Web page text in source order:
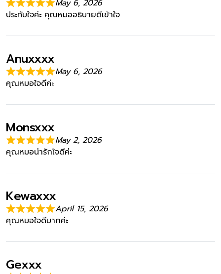
May 6, 2026
ประทับใจค่ะ คุณหมออธิบายดีเข้าใจ
Anuxxxx
May 6, 2026
คุณหมอใจดีค่ะ
Monsxxx
May 2, 2026
คุณหมอน่ารักใจดีค่ะ
Kewaxxx
April 15, 2026
คุณหมอใจดีมากค่ะ
Gexxx